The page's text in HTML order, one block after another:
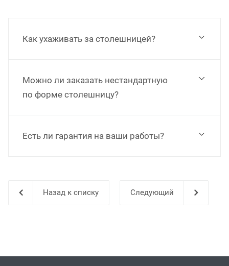
Как ухаживать за столешницей?
Можно ли заказать нестандартную
по форме столешницу?
Есть ли гарантия на ваши работы?
Назад к списку